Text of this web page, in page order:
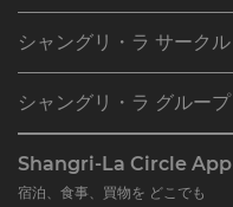
ご予約の検索
レストラン＆バー
シャングリ・ラ サークル
シャングリ・ラ サークルに入会
よくあるお問合せや質問
シャングリ・ラ グループ
シャングリ・ラ ブランド
採用情報
Shangri-La Circle App
宿泊、食事、買物を どこでも